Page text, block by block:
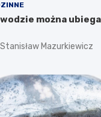
można
Stanisław Mazurkiewicz